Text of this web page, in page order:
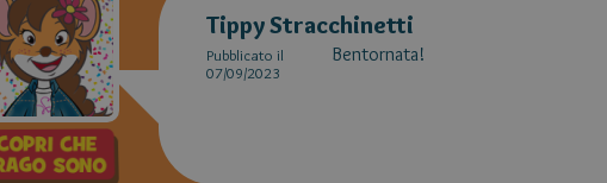
Tippy Stracchinetti
Pubblicato il
07/09/2023
Bentornata!